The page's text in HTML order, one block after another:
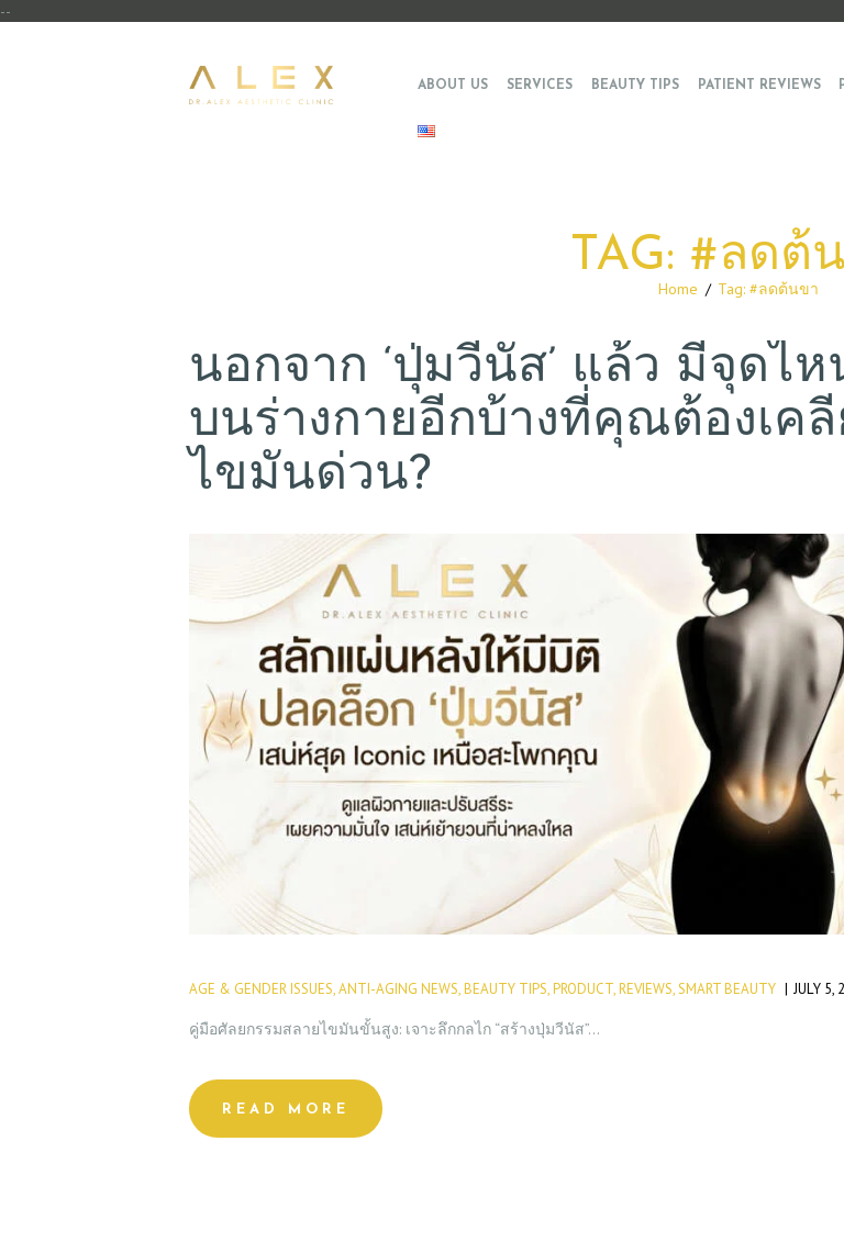
--
ABOUT US SERVICES BEAUTY TIPS PATIENT REVIEWS
TAG: #ลดต้
Home Tag: #ลดต้นขา
นอกจาก ‘ปุ่มวีนัส’ แล้ว มีจุดไห
บนร่างกายอีกบ้างที่คุณต้องเคลี
ไขมันด่วน?
AGE & GENDER ISSUES,ANTI-AGING NEWS,BEAUTY TIPS,PRODUCT,REVIEWS,SMART BEAUTY JULY 5,
คู่มือศัลยกรรมสลายไขมันขั้นสูง: เจาะลึกกลไก “สร้างปุ่มวีนัส”…
READ MORE